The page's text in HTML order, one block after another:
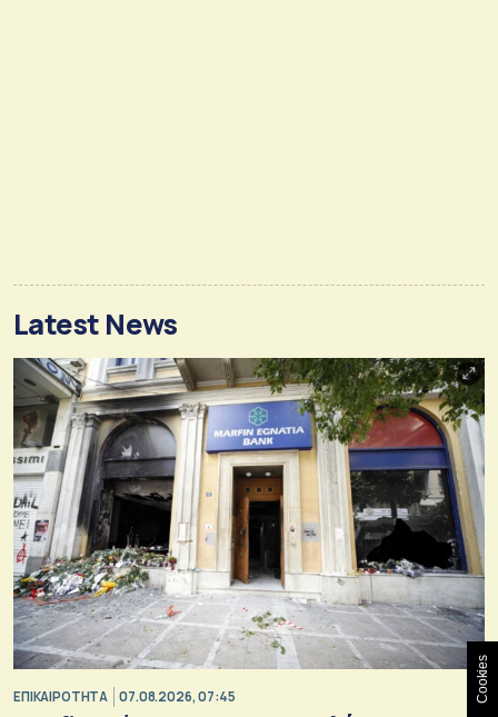
Latest News
ΕΠΙΚΑΙΡΟΤΗΤΑ 07.08.2026, 07:45 Cookies